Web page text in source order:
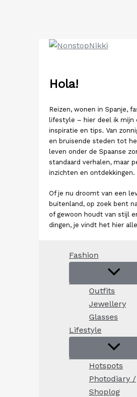
Hola!
Reizen, wonen in Spanje,
lifestyle – hier deel ik mijn
inspiratie en tips. Van
en bruisende steden tot
leven onder de Spaanse
standaard verhalen, maar
inzichten en ontdekkingen.
Of je nu droomt van een
buitenland, op zoek bent
of gewoon houdt van stijl
dingen, je vindt het hier
Fashion
Outfits
Jewellery
Glasses
Lifestyle
Hotspots
Photodiary /
Shoplog